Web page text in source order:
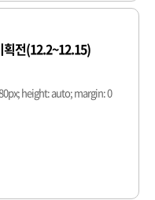
획전(12.2~12.15)
height: auto; margin: 0